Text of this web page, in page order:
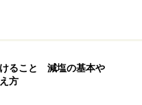
ること 減塩の基本や
方